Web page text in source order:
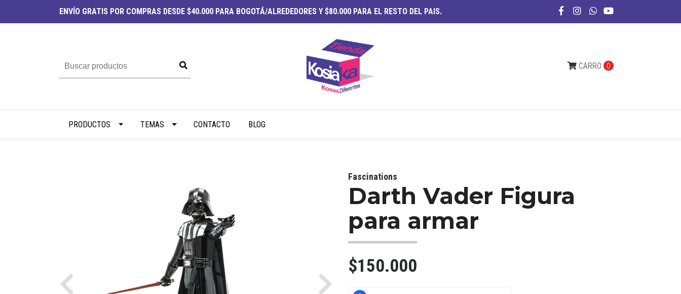
ENVÍO GRATIS POR COMPRAS DESDE $40.000 PARA BOGOTÁ/ALREDEDORES Y $80.000 PARA EL RESTO DEL PAIS.
CARRO 0
PRODUCTOS TEMAS CONTACTO BLOG
Previous Next
Fascinations
Darth Vader Figura
para armar
$150.000